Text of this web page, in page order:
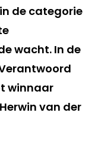
de categorie
wacht. In de
winnaar
van der